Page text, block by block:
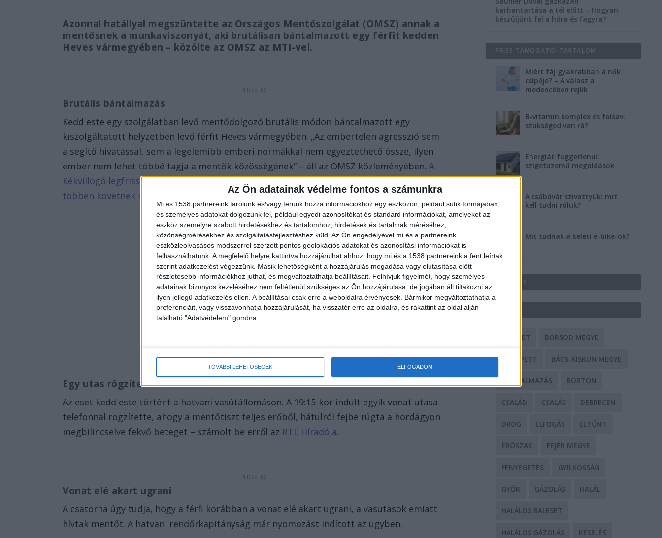
Az Ön adatainak védelme fontos a számunkra
Mi és 1538 partnereink tárolunk és/vagy férünk hozzá információkhoz egy eszközön, például sütik formájában,
és személyes adatokat dolgozunk fel, például egyedi azonosítókat és standard információkat, amelyeket az
eszköz személyre szabott hirdetésekhez és tartalomhoz, hirdetések és tartalmak méréséhez,
közönségmérésekhez és szolgáltatásfejlesztéshez küld. Az Ön engedélyével mi és a partnereink
eszközleolvasásos módszerrel szerzett pontos geolokációs adatokat és azonosítási információkat is
felhasználhatunk. A megfelelő helyre kattintva hozzájárulhat ahhoz, hogy mi és a 1538 partnereink a fent leírtak
szerint adatkezelést végezzünk. Másik lehetőségként a hozzájárulás megadása vagy elutasítása előtt
részletesebb információkhoz juthat, és megváltoztathatja beállításait. Felhívjuk figyelmét, hogy személyes
adatainak bizonyos kezeléséhez nem feltétlenül szükséges az Ön hozzájárulása, de jogában áll tiltakozni az
ilyen jellegű adatkezelés ellen. A beállításai csak erre a weboldalra érvényesek. Bármikor megváltoztathatja a
preferenciáit, vagy visszavonhatja hozzájárulását, ha visszatér erre az oldalra, és rákattint az oldal alján
található "Adatvédelem" gombra.
TOVÁBBI LEHETŐSÉGEK ELFOGADOM
Azonnal hatállyal megszüntette az Országos Mentőszolgálat (OMSZ) annak a
mentősnek a munkaviszonyát, aki brutálisan bántalmazott egy férfit kedden
Heves vármegyében – közölte az OMSZ az MTI-vel.
Brutális bántalmazás
Kedd este egy szolgálatban levő mentődolgozó brutális módon bántalmazott egy
kiszolgáltatott helyzetben levő férfit Heves vármegyében. „Az embertelen agresszió sem
a segítő hivatással, sem a legelemibb emberi normákkal nem egyeztethető össze, ilyen
ember nem lehet többé tagja a mentők közösségének” – áll az OMSZ közleményében.A
Kékvillogó legfrissebb híreit ide kattintva éred el! A Facebookon már 341 ezernél is
többen követnek minket.
Egy utas rögzítette a bántalmazást
Az eset kedd este történt a hatvani vasútállomáson. A 19:15-kor indult egyik vonat utasa
telefonnal rögzítette, ahogy a mentőtiszt teljes erőből, hátulról fejbe rúgta a hordágyon
megbilincselve fekvő beteget – számolt be erről az RTL Híradója.
Vonat elé akart ugrani
A csatorna úgy tudja, hogy a férfi korábban a vonat elé akart ugrani, a vasutasok emiatt
hívtak mentőt. A hatvani rendőrkapitányság már nyomozást indított az ügyben.
karbantartása a tél előtt – Hogyan
készüljünk fel a hóra és fagyra?
FRISS TÁMOGATÓI TARTALOM
Miért fáj gyakrabban a nők
csípője? – A válasz a
medencében rejlik
B-vitamin komplex és folsav:
szükséged van rá?
Energiát függetlenül:
szigetüzemű megoldások
A csőbúvár szivattyúk: mit
kell tudni róluk?
Mit tudnak a keleti e-bike-ok?
HIRDETÉS
BALESET BORSOD MEGYE
BUDAPEST BÁCS-KISKUN MEGYE
BÁNTALMAZÁS BÖRTÖN
CSALÁD CSALÁS DEBRECEN
DROG ELFOGÁS ELTŰNT
ERŐSZAK FEJÉR MEGYE
FENYEGETÉS GYILKOSSÁG
GYŐR GÁZOLÁS HALÁL
HALÁLOS BALESET
HALÁLOS GÁZOLÁS KÉSELÉS